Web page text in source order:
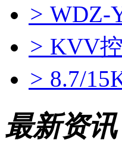
> WDZ-
> KVV
> 8.7/
最新资讯